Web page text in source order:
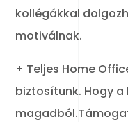
kollégákkal
motiválnak.
+ Teljes Home
biztosítunk. Hogy